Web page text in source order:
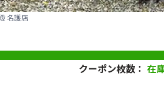
名護店
クーポン枚数： 在